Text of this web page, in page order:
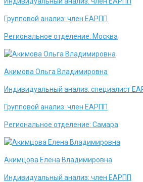
Групповой анализ: член ЕАРПП
Региональное отделение: Москва
Акимова Ольга Владимировна
Индивидуальный анализ: специалист
Групповой анализ: член ЕАРПП
Региональное отделение: Самара
Акимцова Елена Владимировна
Индивидуальный анализ: член ЕАРПП